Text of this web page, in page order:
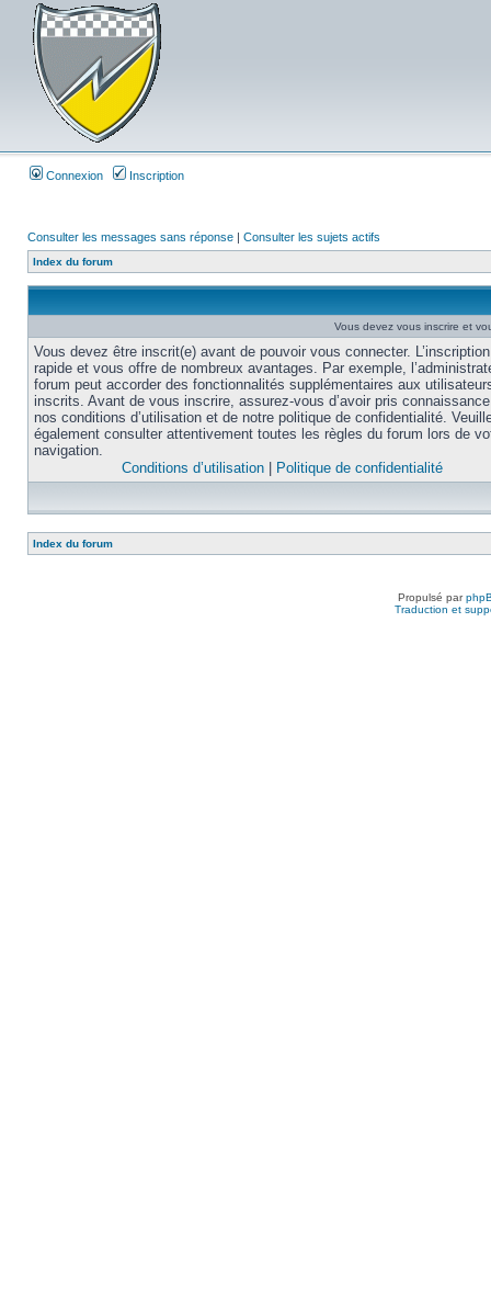
Connexion Inscription
Consulter les messages sans réponse | Consulter les sujets actifs
Index du forum
Vous devez vous inscrire et
Vous devez être inscrit(e) avant de pouvoir vous connecter.
rapide et vous offre de nombreux avantages. Par exemple,
forum peut accorder des fonctionnalités supplémentaires aux
inscrits. Avant de vous inscrire, assurez-vous d’avoir pris
nos conditions d’utilisation et de notre politique de confidentialité.
également consulter attentivement toutes les règles du forum lors de
navigation.
Conditions d’utilisation
Politique de confidentialité
Index du forum
Propulsé par
Traduction et